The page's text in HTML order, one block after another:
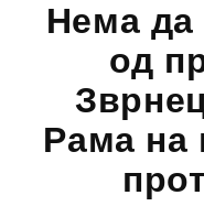
Нема да
од
Рама на